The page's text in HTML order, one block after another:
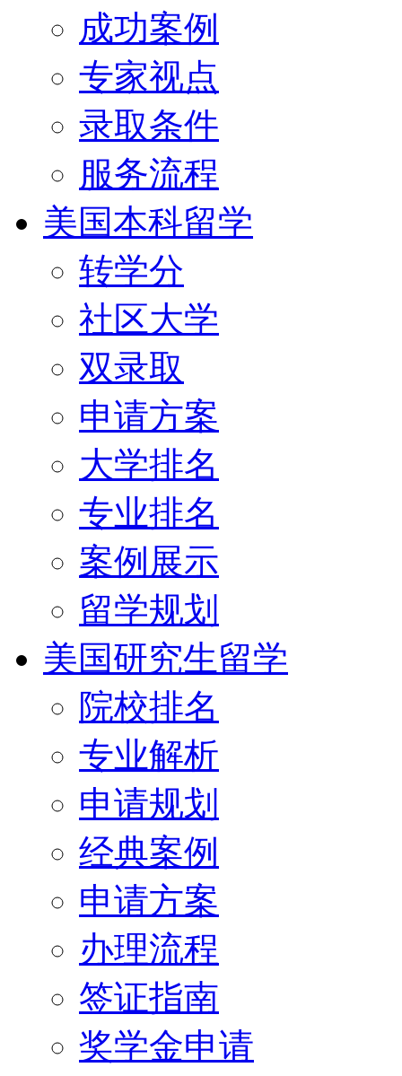
成功案例
专家视点
录取条件
服务流程
美国本科留学
转学分
社区大学
双录取
申请方案
大学排名
专业排名
案例展示
留学规划
美国研究生留学
院校排名
专业解析
申请规划
经典案例
申请方案
办理流程
签证指南
奖学金申请